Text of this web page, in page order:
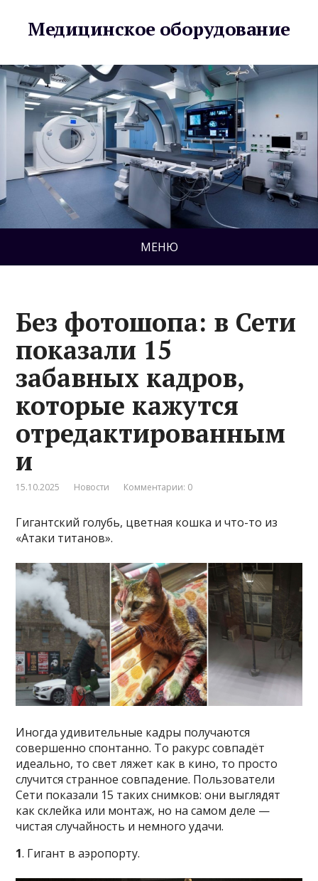
Медицинское оборудование
МЕНЮ
Без фотошопа: в Сети
показали 15
забавных кадров,
которые кажутся
отредактированным
и
15.10.2025 Новости Комментарии: 0
Гигантский голубь, цветная кошка и что-то из
«Атаки титанов».
Иногда удивительные кадры получаются
совершенно спонтанно. То ракурс совпадёт
идеально, то свет ляжет как в кино, то просто
случится странное совпадение. Пользователи
Сети показали 15 таких снимков: они выглядят
как склейка или монтаж, но на самом деле —
чистая случайность и немного удачи.
1. Гигант в аэропорту.